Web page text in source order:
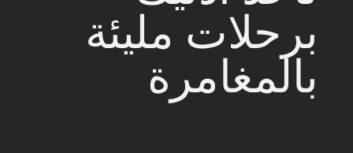
برحلات مليئة
بالمغامرة